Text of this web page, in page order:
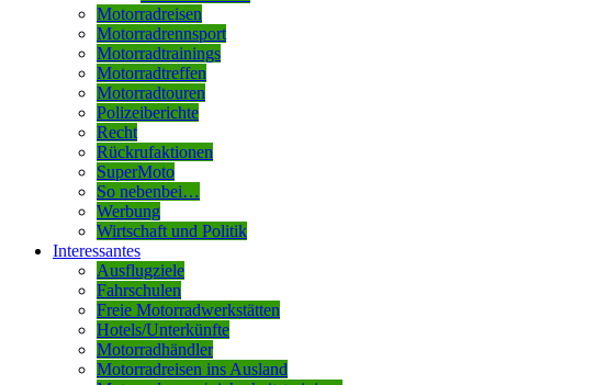
Motorradreisen
Motorradrennsport
Motorradtrainings
Motorradtreffen
Motorradtouren
Polizeiberichte
Recht
Rückrufaktionen
SuperMoto
So nebenbei…
Werbung
Wirtschaft und Politik
Interessantes
Ausflugziele
Fahrschulen
Freie Motorradwerkstätten
Hotels/Unterkünfte
Motorradhändler
Motorradreisen ins Ausland